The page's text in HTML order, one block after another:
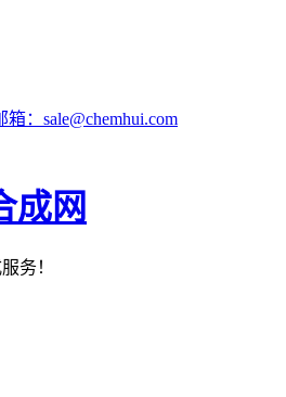
：sale@chemhui.com
成网
务！